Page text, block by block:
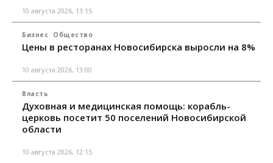
10 августа 2026, 13:15
Бизнес Общество
Цены в ресторанах Новосибирска выросли на 8%
10 августа 2026, 13:00
Власть
Духовная и медицинская помощь: корабль-
церковь посетит 50 поселений Новосибирской
области
10 августа 2026, 12:15